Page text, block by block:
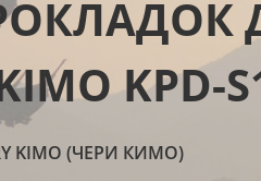
KPD-
KIMO (ЧЕРИ КИМО)